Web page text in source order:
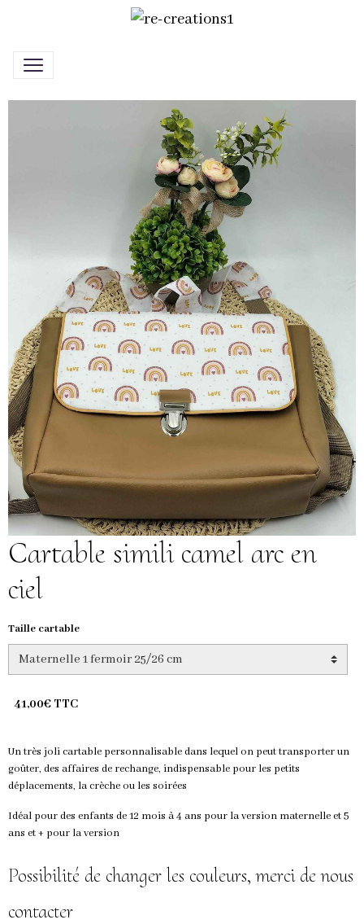
Cartable simili camel arc en
ciel
Taille cartable
41,00€ TTC
Un très joli cartable personnalisable dans lequel on peut transporter un
goûter, des affaires de rechange, indispensable pour les petits
déplacements, la crèche ou les soirées
Idéal pour des enfants de 12 mois à 4 ans pour la version maternelle et 5
ans et + pour la version
Possibilité de changer les couleurs, merci de nous
contacter